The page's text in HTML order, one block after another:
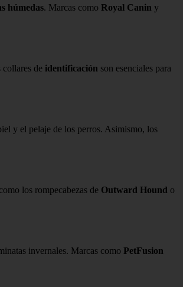
húmedas. Marcas como Royal Canin y
de identificación son esenciales para
y el pelaje de los perros. Asimismo, los
los rompecabezas de Outward Hound o
invernales. Marcas como PetFusion